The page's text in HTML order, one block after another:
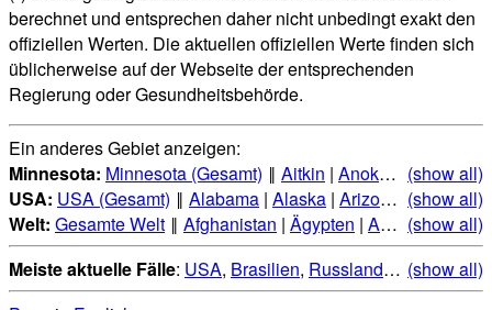
berechnet und entsprechen daher nicht unbedingt exakt den
offiziellen Werten. Die aktuellen offiziellen Werte finden sich
üblicherweise auf der Webseite der entsprechenden
Regierung oder Gesundheitsbehörde.
Ein anderes Gebiet anzeigen:
Minnesota: Minnesota (Gesamt) ‖ Aitkin | Anoka | Becker|
(show all)
USA: USA (Gesamt) ‖ Alabama | Alaska | Arizona |Arkansas
(show all)
Welt: Gesamte Welt ‖ Afghanistan | Ägypten | Albanien |
(show all)
Meiste aktuelle Fälle: USA, Brasilien, Russland,Indien,
(show all)